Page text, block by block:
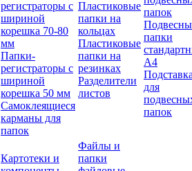
регистраторы с
шириной
корешка 70-80
мм
Папки-
регистраторы с
шириной
корешка 50 мм
Самоклеящиеся
карманы для
папок
Пластиковые
папки на
кольцах
Пластиковые
папки на
резинках
Разделители
листов
папок
папки
А4
для
папок
Картотеки и
Файлы и
папки